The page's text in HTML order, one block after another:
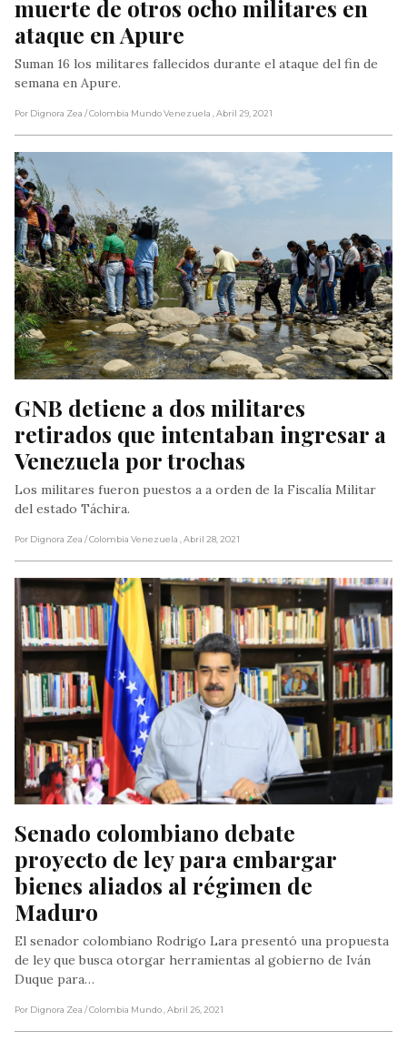
muerte de otros ocho militares en
ataque en Apure
Suman 16 los militares fallecidos durante el ataque del fin de
semana en Apure.
Por Dignora Zea / Colombia Mundo Venezuela , Abril 29, 2021
GNB detiene a dos militares
retirados que intentaban ingresar a
Venezuela por trochas
Los militares fueron puestos a a orden de la Fiscalía Militar
del estado Táchira.
Por Dignora Zea / Colombia Venezuela , Abril 28, 2021
Senado colombiano debate
proyecto de ley para embargar
bienes aliados al régimen de
Maduro
El senador colombiano Rodrigo Lara presentó una propuesta
de ley que busca otorgar herramientas al gobierno de Iván
Duque para…
Por Dignora Zea / Colombia Mundo , Abril 26, 2021